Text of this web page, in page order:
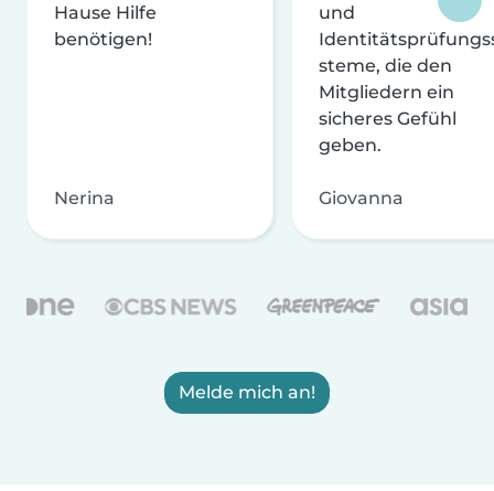
Hause Hilfe
benötigen!
Nerina
und
steme, die den
Mitgliedern ein
sicheres Gefühl
geben.
Giovanna
Melde mich an!